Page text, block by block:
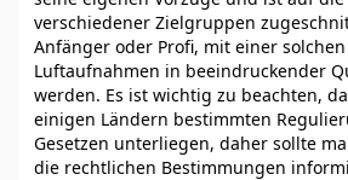
verschiedener Zielgruppen
Anfänger oder Profi, mit einer
Luftaufnahmen in beeindruckender
werden. Es ist wichtig zu beachten,
einigen Ländern bestimmten
Gesetzen unterliegen, daher sollte
die rechtlichen Bestimmungen